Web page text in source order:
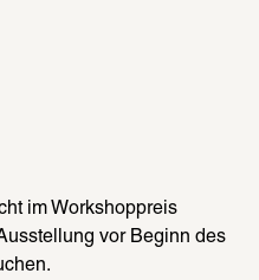
im Workshoppreis
vor Beginn des